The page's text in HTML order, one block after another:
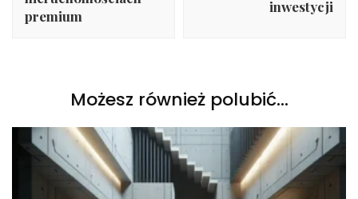
premium
inwestycji
Możesz również polubić…